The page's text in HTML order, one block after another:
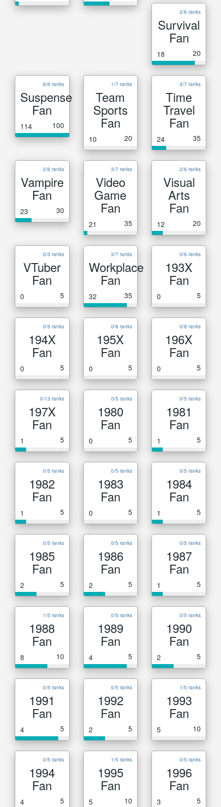
2/6 ranks
Survival
Fan
18 20
6/6 ranks
Suspense
Fan
114 100
1/7 ranks
Team
Sports
Fan
10 20
3/7 ranks
Time
Travel
Fan
24 35
2/6 ranks
Vampire
Fan
23 30
3/7 ranks
Video
Game
Fan
21 35
2/6 ranks
Visual
Arts
Fan
12 20
0/3 ranks
VTuber
Fan
0 5
3/7 ranks
Workplace
Fan
32 35
0/6 ranks
193X
Fan
0 5
0/5 ranks
194X
Fan
0 5
0/6 ranks
195X
Fan
0 5
0/8 ranks
196X
Fan
0 5
0/13 ranks
197X
Fan
1 5
0/5 ranks
1980
Fan
0 5
0/5 ranks
1981
Fan
1 5
0/5 ranks
1982
Fan
1 5
0/5 ranks
1983
Fan
0 5
0/5 ranks
1984
Fan
1 5
0/5 ranks
1985
Fan
2 5
0/5 ranks
1986
Fan
2 5
0/5 ranks
1987
Fan
1 5
1/5 ranks
1988
Fan
8 10
0/5 ranks
1989
Fan
4 5
0/5 ranks
1990
Fan
2 5
0/5 ranks
1991
Fan
4 5
0/5 ranks
1992
Fan
2 5
1/5 ranks
1993
Fan
5 10
0/5 ranks
1994
Fan
4 5
1/5 ranks
1995
Fan
5 10
0/5 ranks
1996
Fan
3 5